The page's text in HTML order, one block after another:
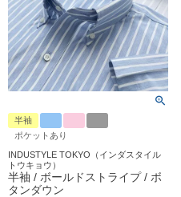
半袖
ポケットあり
INDUSTYLE TOKYO（インダスタイル
トウキョウ）
半袖 / ボールドストライプ / ボ
タンダウン